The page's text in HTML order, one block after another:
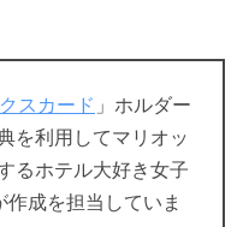
スカード 」ホルダー
を利用してマリオッ
るホテル大好き女子
作成を担当していま